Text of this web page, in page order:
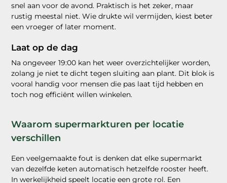
snel aan voor de avond. Praktisch is het zeker, maar
rustig meestal niet. Wie drukte wil vermijden, kiest beter
een vroeger of later moment.
Laat op de dag
Na ongeveer 19:00 kan het weer overzichtelijker worden,
zolang je niet te dicht tegen sluiting aan plant. Dit blok is
vooral handig voor mensen die pas laat tijd hebben en
toch nog efficiënt willen winkelen.
Waarom supermarkturen per locatie
verschillen
Een veelgemaakte fout is denken dat elke supermarkt
van dezelfde keten automatisch hetzelfde rooster heeft.
In werkelijkheid speelt locatie een grote rol. Een